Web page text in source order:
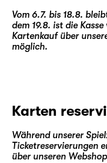
Vom 6.7. bis 18.8.
dem 19.8. ist die
Kartenkauf über
möglich.
Karten
Während unserer
Ticketreservierungen
über unseren Webshop